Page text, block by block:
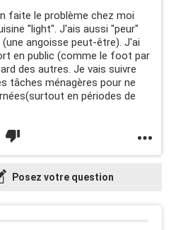
faite le problème chez moi
"light". J'ais aussi "peur"
angoisse peut-être). J'ai
en public (comme le foot par
des autres. Je vais suivre
tâches ménagères pour ne
en périodes de
Posez votre question